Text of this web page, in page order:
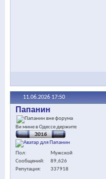
11.06.2026 17:50
Папанин
Ви мине в Одессе держите
Пол
Мужской
Сообщений
89,626
Репутация
337918